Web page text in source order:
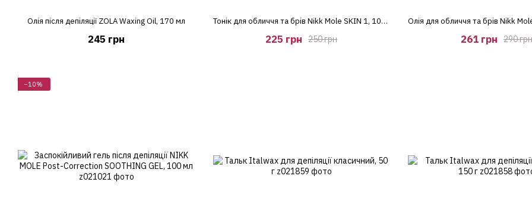
Олія після депіляції ZOLA Waxing Oil, 170 мл
245 грн
Тонік для обличчя та брів Nikk Mole SKIN 1, 100 мл
250 грн
225 грн 290 грн
261 грн
−10%